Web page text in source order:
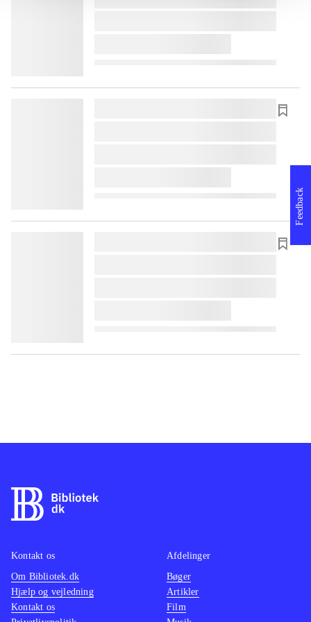
lorem ipsum dolor sit amet ...
lorem ipsum dolor sit amet ...
Feedback
Kontakt os
Om Bibliotek.dk
Hjælp og vejledning
Kontakt os
Afdelinger
Bøger
Artikler
Film